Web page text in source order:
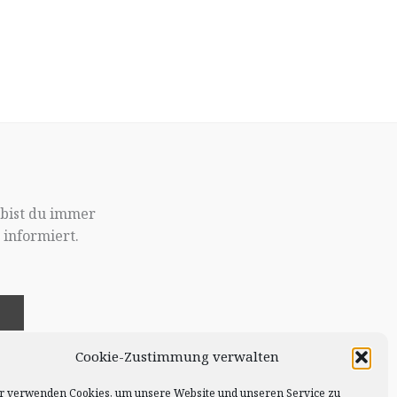
Cookie-Zustimmung verwalten
verwenden Cookies, um unsere Website und unseren Service zu
du immer
informiert.